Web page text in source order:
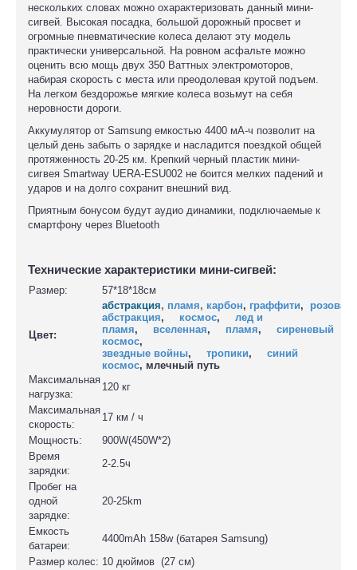
нескольких словах можно охарактеризовать данный мини-
сигвей. Высокая посадка, большой дорожный просвет и
огромные пневматические колеса делают эту модель
практически универсальной. На ровном асфальте можно
оценить всю мощь двух 350 Ваттных электромоторов,
набирая скорость с места или преодолевая крутой подъем.
На легком бездорожье мягкие колеса возьмут на себя
неровности дороги.
Аккумулятор от Samsung емкостью 4400 мА-ч позволит на
целый день забыть о зарядке и насладится поездкой общей
протяженность 20-25 км. Крепкий черный пластик мини-
сигвея Smartway UERA-ESU002 не боится мелких падений и
ударов и на долго сохранит внешний вид.
Приятным бонусом будут аудио динамики, подключаемые к
смартфону через Bluetooth
Технические характеристики мини-сигвей:
Размер: 57*18*18см
Цвет:
абстракция, пламя, карбон, граффити,
розовая
абстракция, космос,
лед и
пламя, вселенная, пламя,
сиреневый
космос,
звездные войны, тропики,
синий
космос, млечный путь
Максимальная
нагрузка:
120 кг
Максимальная
скорость:
17 км / ч
Мощность:
900W(450W*2)
Время
зарядки:
2-2.5ч
Пробег на
одной
зарядке:
20-25km
Емкость
батареи:
4400mAh 158w (батарея Samsung)
Размер колес: 10 дюймов (27 см)